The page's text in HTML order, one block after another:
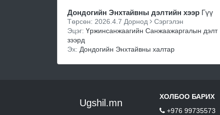
Дондогийн Энхтайвны дэлтийн хээр Гүү
Төрсөн: 2026.4.7 Дорнод
Сэргэлэн
Эцэг: Үржинсанжаагийн Санжаажаргалын дэлт
зээрд
Эх: Дондогийн Энхтайвны халтар
Ugshil.mn
ХОЛБОО БАРИХ
+976 99735573